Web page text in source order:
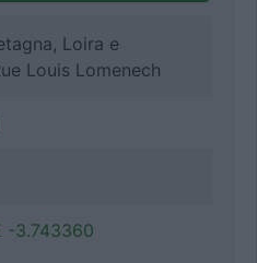
Loira e
Louis Lomenech
-3.743360